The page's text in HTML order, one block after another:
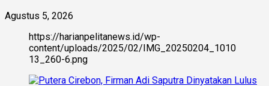
Agustus 5, 2026
https://harianpelitanews.id/wp-
content/uploads/2025/02/IMG_20250204_1010
13_260-6.png